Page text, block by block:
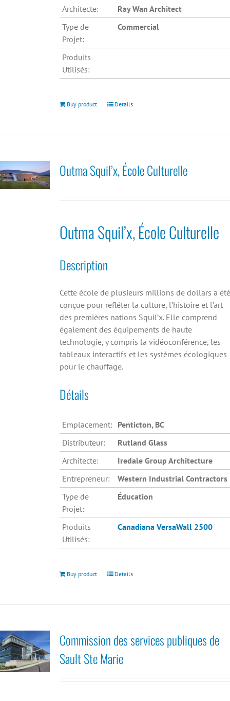
Architecte:
Ray Wan Architect
Type de
Projet:
Commercial
Produits
Utilisés:
Buy product Details
Outma Squil’x, École Culturelle
Outma Squil’x, École Culturelle
Description
Cette école de plusieurs millions de dollars a été
conçue pour refléter la culture, l’histoire et l’art
des premières nations Squil’x. Elle comprend
également des équipements de haute
technologie, y compris la vidéoconférence, les
tableaux interactifs et les systèmes écologiques
pour le chauffage.
Détails
Emplacement: Penticton, BC
Distributeur:
Rutland Glass
Architecte:
Iredale Group Architecture
Entrepreneur:
Western Industrial Contractors
Type de
Projet:
Éducation
Produits
Utilisés:
Canadiana VersaWall 2500
Buy product Details
Commission des services publiques de
Sault Ste Marie